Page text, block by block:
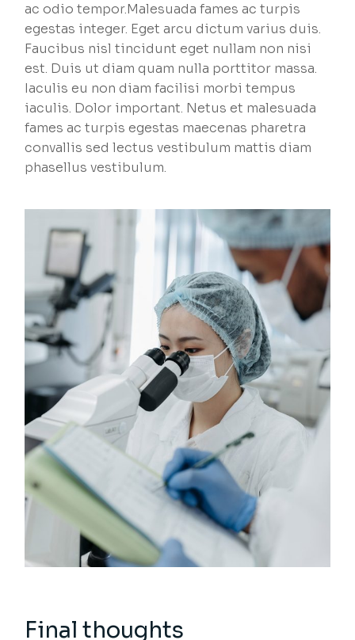
ac odio tempor.Malesuada fames ac turpis
egestas integer. Eget arcu dictum varius duis.
Faucibus nisl tincidunt eget nullam non nisi
est. Duis ut diam quam nulla porttitor massa.
Iaculis eu non diam facilisi morbi tempus
iaculis. Dolor important. Netus et malesuada
fames ac turpis egestas maecenas pharetra
convallis sed lectus vestibulum mattis diam
phasellus vestibulum.
Final thoughts